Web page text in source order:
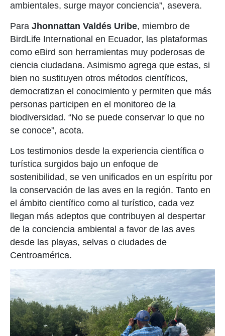
ambientales, surge mayor conciencia”, asevera.
Para Jhonnattan Valdés Uribe, miembro de
BirdLife International en Ecuador, las plataformas
como eBird son herramientas muy poderosas de
ciencia ciudadana. Asimismo agrega que estas, si
bien no sustituyen otros métodos científicos,
democratizan el conocimiento y permiten que más
personas participen en el monitoreo de la
biodiversidad. “No se puede conservar lo que no
se conoce”, acota.
Los testimonios desde la experiencia científica o
turística surgidos bajo un enfoque de
sostenibilidad, se ven unificados en un espíritu por
la conservación de las aves en la región. Tanto en
el ámbito científico como al turístico, cada vez
llegan más adeptos que contribuyen al despertar
de la conciencia ambiental a favor de las aves
desde las playas, selvas o ciudades de
Centroamérica.